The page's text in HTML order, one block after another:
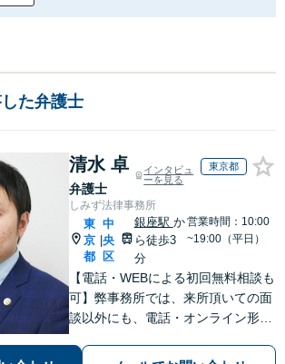
た弁護士
清水 卓
弁護士
インタビュ
ーを見る
東京都
しみず法律事務所
東
京
都
|
中
央
区
銀座駅 か
ら徒歩3
分
営業時間：10:00
~19:00（平日）
【電話・WEBによる初回無料相談も
可】弊事務所では、来所頂いての面
談以外にも、電話・オンライン形式
弁護士にご相談頂くことで、今のご